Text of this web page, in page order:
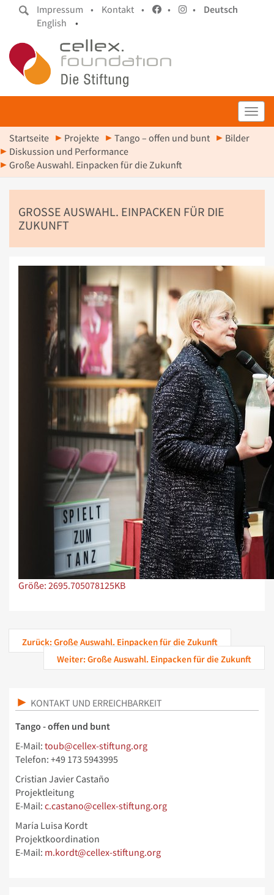
Impressum • Kontakt • • •
Deutsch
English
•
Startseite Projekte Tango – offen und bunt
Bilder
Diskussion und Performance
Große Auswahl. Einpacken für die Zukunft
GROSSE AUSWAHL. EINPACKEN FÜR DIE Z
UKUNFT
Zeige Bild in voller Größe…
Größe: 2695.705078125KB
Zurück: Große Auswahl. Einpacken für die Zukunft
Weiter: Große Auswahl. Einpacken für die Zukunft
KONTAKT UND ERREICHBARKEIT
Tango - offen und bunt
E-Mail: toub@cellex-stiftung.org
Telefon: +49 173 5943995
Cristian Javier Castaño
Projektleitung
E-Mail: c.castano@cellex-stiftung.org
María Luisa Kordt
Projektkoordination
E-Mail: m.kordt@cellex-stiftung.org